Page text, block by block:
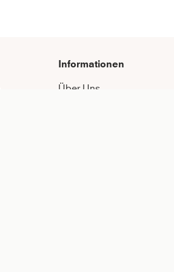
Informationen
Über Uns